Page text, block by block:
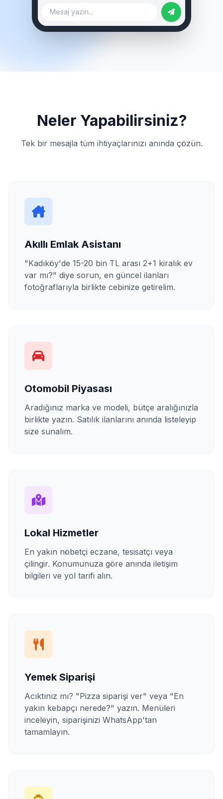
Mesaj yazın...
Neler Yapabilirsiniz?
Tek bir mesajla tüm ihtiyaçlarınızı anında çözün.
Akıllı Emlak Asistanı
"Kadıköy'de 15-20 bin TL arası 2+1 kiralık ev
var mı?" diye sorun, en güncel ilanları
fotoğraflarıyla birlikte cebinize getirelim.
Otomobil Piyasası
Aradığınız marka ve modeli, bütçe aralığınızla
birlikte yazın. Satılık ilanlarını anında listeleyip
size sunalım.
Lokal Hizmetler
En yakın nöbetçi eczane, tesisatçı veya
çilingir. Konumunuza göre anında iletişim
bilgileri ve yol tarifi alın.
Yemek Siparişi
Acıktınız mı? "Pizza siparişi ver" veya "En
yakın kebapçı nerede?" yazın. Menüleri
inceleyin, siparişinizi WhatsApp'tan
tamamlayın.